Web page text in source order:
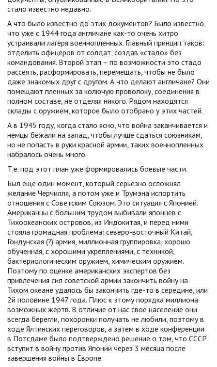
стало известно недавно.
А что было известно до этих документов? Было известно,
что уже с 1944 года англичане как-то очень хитро
устраивали лагеря военнопленных. Главный принцип таков:
отделить офицеров от солдат, создав «стадо» без
командования. Второй этап – по возможности это стадо
рассеять, расформировать, перемещать, чтобы не было
даже знакомых друг с другом. А что делают англичане? Они
помещают пленных за колючую проволоку, соединения в
полном составе, не отделяя никого. Рядом находятся
склады с оружием, которое было отобрано у этих частей.
А в 1945 году, когда стало ясно, что война заканчивается и
немцы бежали на запад, чтобы лучше сдаться союзникам,
но не попасть в руки красной армии, таких военнопленных
набралось очень много.
Т.е. под этот план уже формировались боевые части.
Был еще один момент, который серьезно осложнял
желание Черчилля, а потом уже и Трумэна испортить
отношения с Советским Союзом. Это ситуация с Японией.
Американцы с большим трудом выбивали японцев с
Тихоокеанских островов, из Индокитая, и перед ними
стояла громадная проблема: северо-восточный Китай,
Гондунская (?) армия, миллионная группировка, хорошо
обученная, с хорошими укреплениями, с техникой,
бактериологическим оружием, химическим оружием.
Поэтому по оценке американских экспертов без
привлечения сил советской армии закончить войну на
Тихом океане удалось бы закончить где-то в середине, или
2й половине 1947 года. Плюс к этому порядка миллиона
возможных жертв. В отличие от нас свое население они
всегда берегли, похоронки получать не любили, поэтому в
ходе Ялтинских переговоров, а затем в ходе конференции
в Потсдаме было подтверждено решение о том, что СССР
вступит в войну против Японии через 3 месяца после
завершения войны в Европе.